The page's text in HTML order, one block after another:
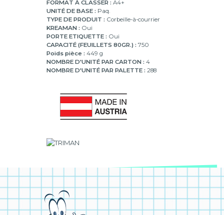
FORMAT À CLASSER : A4+
UNITÉ DE BASE : Paq.
TYPE DE PRODUIT : Corbeille-à-courrier
KREAMAN : Oui
PORTE ETIQUETTE : Oui
CAPACITÉ (FEUILLETS 80GR.) : 750
Poids pièce : 449 g
NOMBRE D'UNITÉ PAR CARTON : 4
NOMBRE D'UNITÉ PAR PALETTE : 288